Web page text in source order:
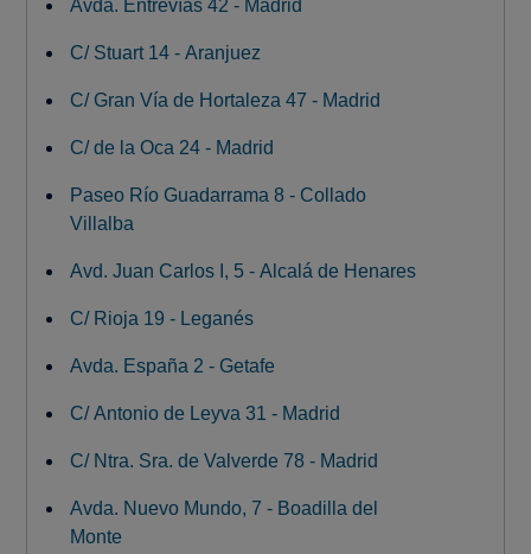
Avda. Entrevías 42 - Madrid
C/ Stuart 14 - Aranjuez
C/ Gran Vía de Hortaleza 47 - Madrid
C/ de la Oca 24 - Madrid
Paseo Río Guadarrama 8 - Collado
Villalba
Avd. Juan Carlos I, 5 - Alcalá de Henares
C/ Rioja 19 - Leganés
Avda. España 2 - Getafe
C/ Antonio de Leyva 31 - Madrid
C/ Ntra. Sra. de Valverde 78 - Madrid
Avda. Nuevo Mundo, 7 - Boadilla del
Monte